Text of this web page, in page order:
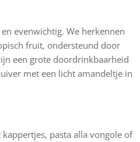
evenwichtig. We herkennen
fruit, ondersteund door
een grote doordrinkbaarheid
met een licht amandeltje in
pasta alla vongole of